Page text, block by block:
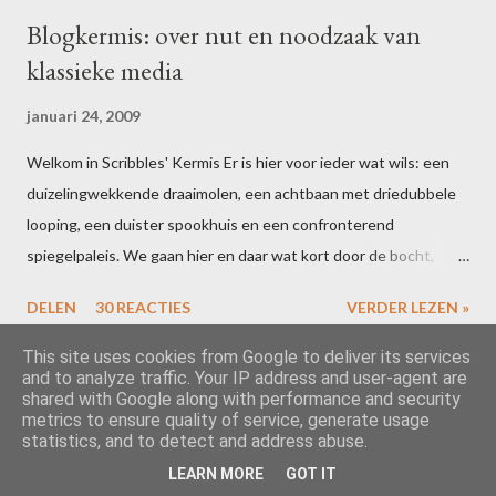
Blogkermis: over nut en noodzaak van
klassieke media
januari 24, 2009
Welkom in Scribbles' Kermis Er is hier voor ieder wat wils: een
duizelingwekkende draaimolen, een achtbaan met driedubbele
looping, een duister spookhuis en een confronterend
spiegelpaleis. We gaan hier en daar wat kort door de bocht,
voor 16 februari een blogpost over uw ervaringen in één of meer
van de attracties. Vergeet niet te linken naar deze post, dan zal
ik uw ideeën toevoegen aan de slotcarousel. Alle riemen vast?
Dan gaan we los! Het is inmiddels wetenschappelijk bewezen …
dat leerlingen het niet zo nauw nemen met het kritisch
beoordelen van de informatie die zij gebruiken voor
DELEN 30 REACTIES VERDER LEZEN »
Mogelijk gemaakt door Blogger
This site uses cookies from Google to deliver its services
and to analyze traffic. Your IP address and user-agent are
shared with Google along with performance and security
metrics to ensure quality of service, generate usage
statistics, and to detect and address abuse.
LEARN MORE GOT IT